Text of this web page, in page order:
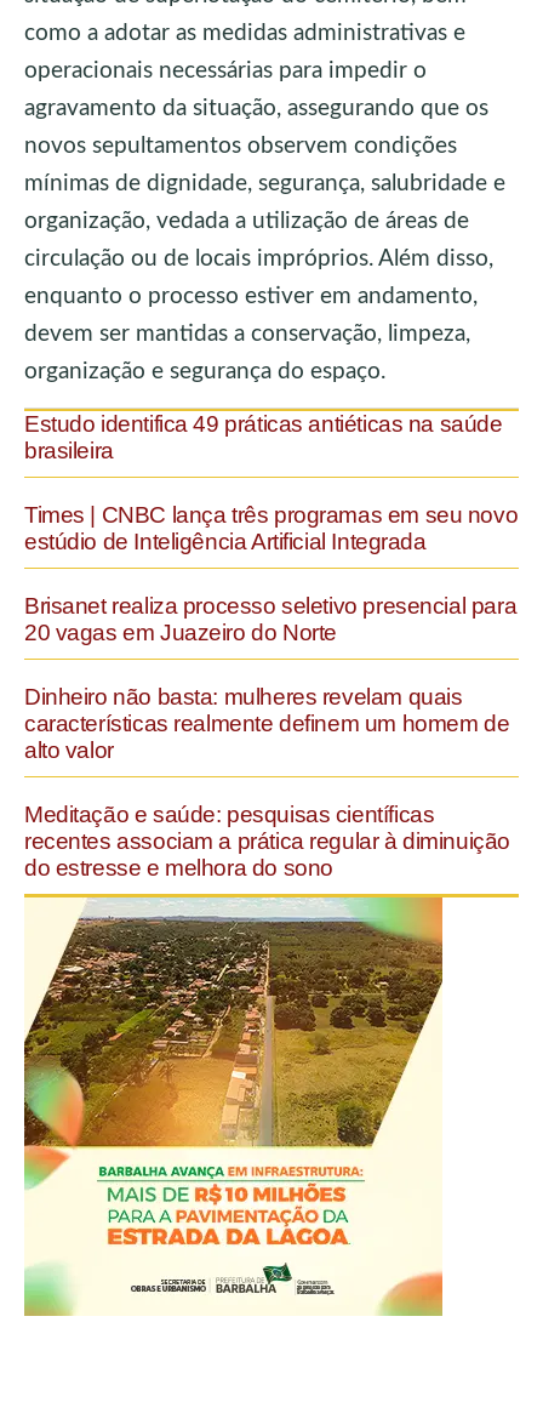
como a adotar as medidas administrativas e
operacionais necessárias para impedir o
agravamento da situação, assegurando que os
novos sepultamentos observem condições
mínimas de dignidade, segurança, salubridade e
organização, vedada a utilização de áreas de
circulação ou de locais impróprios. Além disso,
enquanto o processo estiver em andamento,
devem ser mantidas a conservação, limpeza,
organização e segurança do espaço.
Estudo identifica 49 práticas antiéticas na saúde
brasileira
Times | CNBC lança três programas em seu novo
estúdio de Inteligência Artificial Integrada
Brisanet realiza processo seletivo presencial para
20 vagas em Juazeiro do Norte
Dinheiro não basta: mulheres revelam quais
características realmente definem um homem de
alto valor
Meditação e saúde: pesquisas científicas
recentes associam a prática regular à diminuição
do estresse e melhora do sono